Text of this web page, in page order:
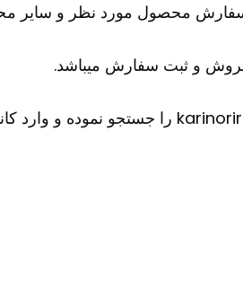
و ثبت سفارش میباشد.